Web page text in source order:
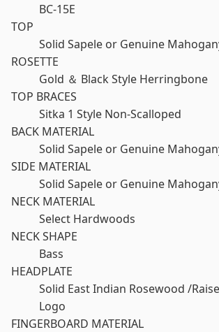
BC-15E
TOP
Solid Sapele or Genuine
ROSETTE
Gold ＆ Black Style Herringbone
TOP BRACES
Sitka 1 Style Non-Scalloped
BACK MATERIAL
Solid Sapele or Genuine
SIDE MATERIAL
Solid Sapele or Genuine
NECK MATERIAL
Select Hardwoods
NECK SHAPE
Bass
HEADPLATE
Solid East Indian Rosewood /
Logo
FINGERBOARD MATERIAL